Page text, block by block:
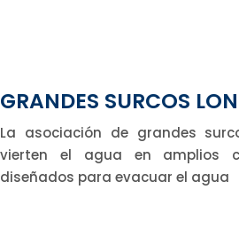
GRANDES SURCOS
La asociación de grandes
vierten el agua en amplios
diseñados para evacuar el agua